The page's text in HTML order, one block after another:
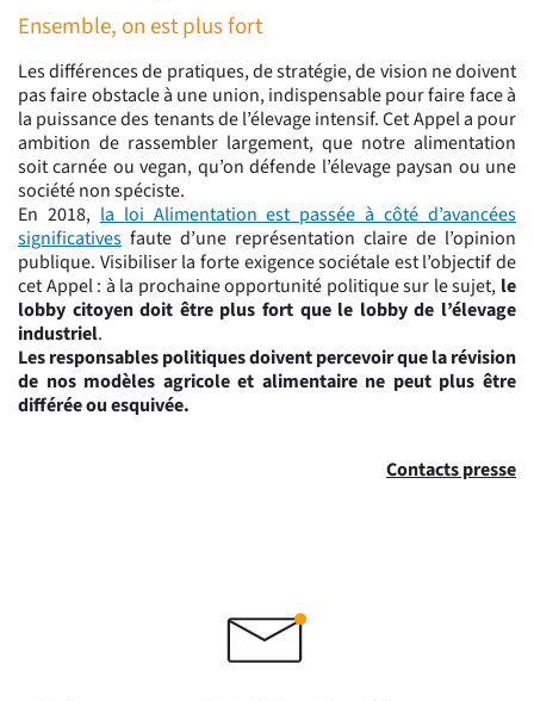
Ensemble, on est plus fort
Les différences de pratiques, de stratégie, de vision ne doivent
pas faire obstacle à une union, indispensable pour faire face à
la puissance des tenants de l’élevage intensif. Cet Appel a pour
ambition de rassembler largement, que notre alimentation
soit carnée ou vegan, qu’on défende l’élevage paysan ou une
société non spéciste.
En 2018, la loi Alimentation est passée à côté d’avancées
significatives faute d’une représentation claire de l’opinion
publique. Visibiliser la forte exigence sociétale est l’objectif de
cet Appel : à la prochaine opportunité politique sur le sujet, le
lobby citoyen doit être plus fort que le lobby de l’élevage
industriel.
Les responsables politiques doivent percevoir que la révision
de nos modèles agricole et alimentaire ne peut plus être
différée ou esquivée.
Contacts presse